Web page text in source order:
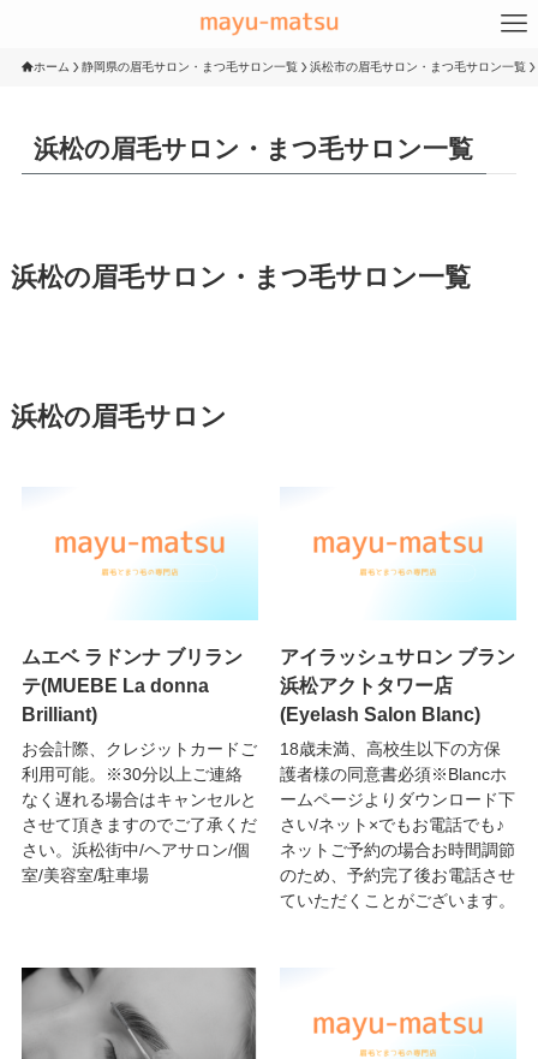
ホーム 静岡県の眉毛サロン・まつ毛サロン一覧 浜松市の眉毛サロン・まつ毛サロン一覧
浜松の眉毛サロン・まつ毛サロン一覧
浜松の眉毛サロン・まつ毛サロン一覧
浜松の眉毛サロン
ムエベ ラドンナ ブリラン
テ(MUEBE La donna
Brilliant)
お会計際、クレジットカードご
利用可能。※30分以上ご連絡
なく遅れる場合はキャンセルと
させて頂きますのでご了承くだ
さい。浜松街中/ヘアサロン/個
室/美容室/駐車場
アイラッシュサロン ブラン
浜松アクトタワー店
(Eyelash Salon Blanc)
18歳未満、高校生以下の方保
護者様の同意書必須※Blancホ
ームページよりダウンロード下
さい/ネット×でもお電話でも♪
ネットご予約の場合お時間調節
のため、予約完了後お電話させ
ていただくことがございます。